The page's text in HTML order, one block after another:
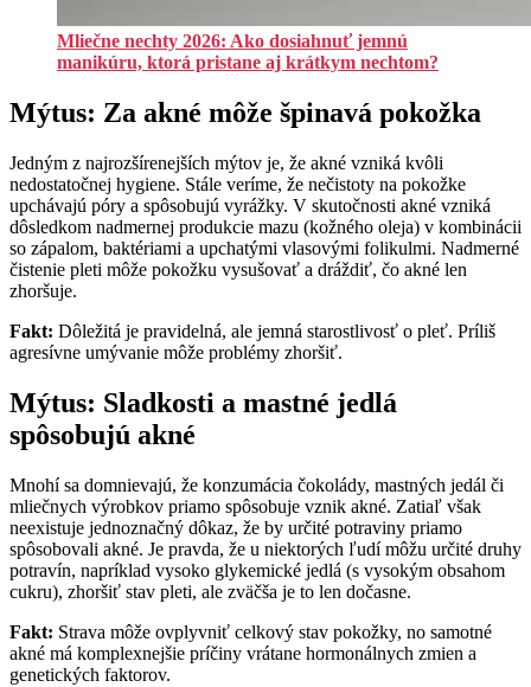
Mliečne nechty 2026: Ako dosiahnuť jemnú
manikúru, ktorá pristane aj krátkym nechtom?
Mýtus: Za akné môže špinavá pokožka
Jedným z najrozšírenejších mýtov je, že akné vzniká kvôli
nedostatočnej hygiene. Stále veríme, že nečistoty na pokožke
upchávajú póry a spôsobujú vyrážky. V skutočnosti akné vzniká
dôsledkom nadmernej produkcie mazu (kožného oleja) v kombinácii
so zápalom, baktériami a upchatými vlasovými folikulmi. Nadmerné
čistenie pleti môže pokožku vysušovať a dráždiť, čo akné len
zhoršuje.
Fakt: Dôležitá je pravidelná, ale jemná starostlivosť o pleť. Príliš
agresívne umývanie môže problémy zhoršiť.
Mýtus: Sladkosti a mastné jedlá
spôsobujú akné
Mnohí sa domnievajú, že konzumácia čokolády, mastných jedál či
mliečnych výrobkov priamo spôsobuje vznik akné. Zatiaľ však
neexistuje jednoznačný dôkaz, že by určité potraviny priamo
spôsobovali akné. Je pravda, že u niektorých ľudí môžu určité druhy
potravín, napríklad vysoko glykemické jedlá (s vysokým obsahom
cukru), zhoršiť stav pleti, ale zväčša je to len dočasne.
Fakt: Strava môže ovplyvniť celkový stav pokožky, no samotné
akné má komplexnejšie príčiny vrátane hormonálnych zmien a
genetických faktorov.